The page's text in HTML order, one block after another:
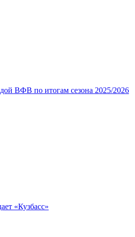
ВФВ по итогам сезона 2025/2026
«Кузбасс»